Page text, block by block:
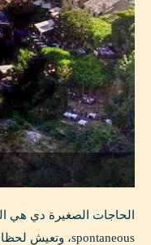
الحاجات الصغيرة دي هي
spontaneous، وتعيش لحظات تخصك أنت وحدك.